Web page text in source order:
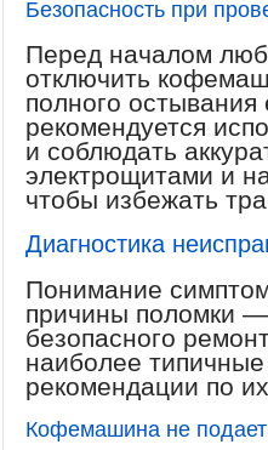
Безопасность при
Перед началом
отключить
полного
рекомендуется
и соблюдать
электрощитами и
чтобы избежать
Диагностика
Понимание
причины поломки
безопасного
наиболее
рекомендации по
Кофемашина не